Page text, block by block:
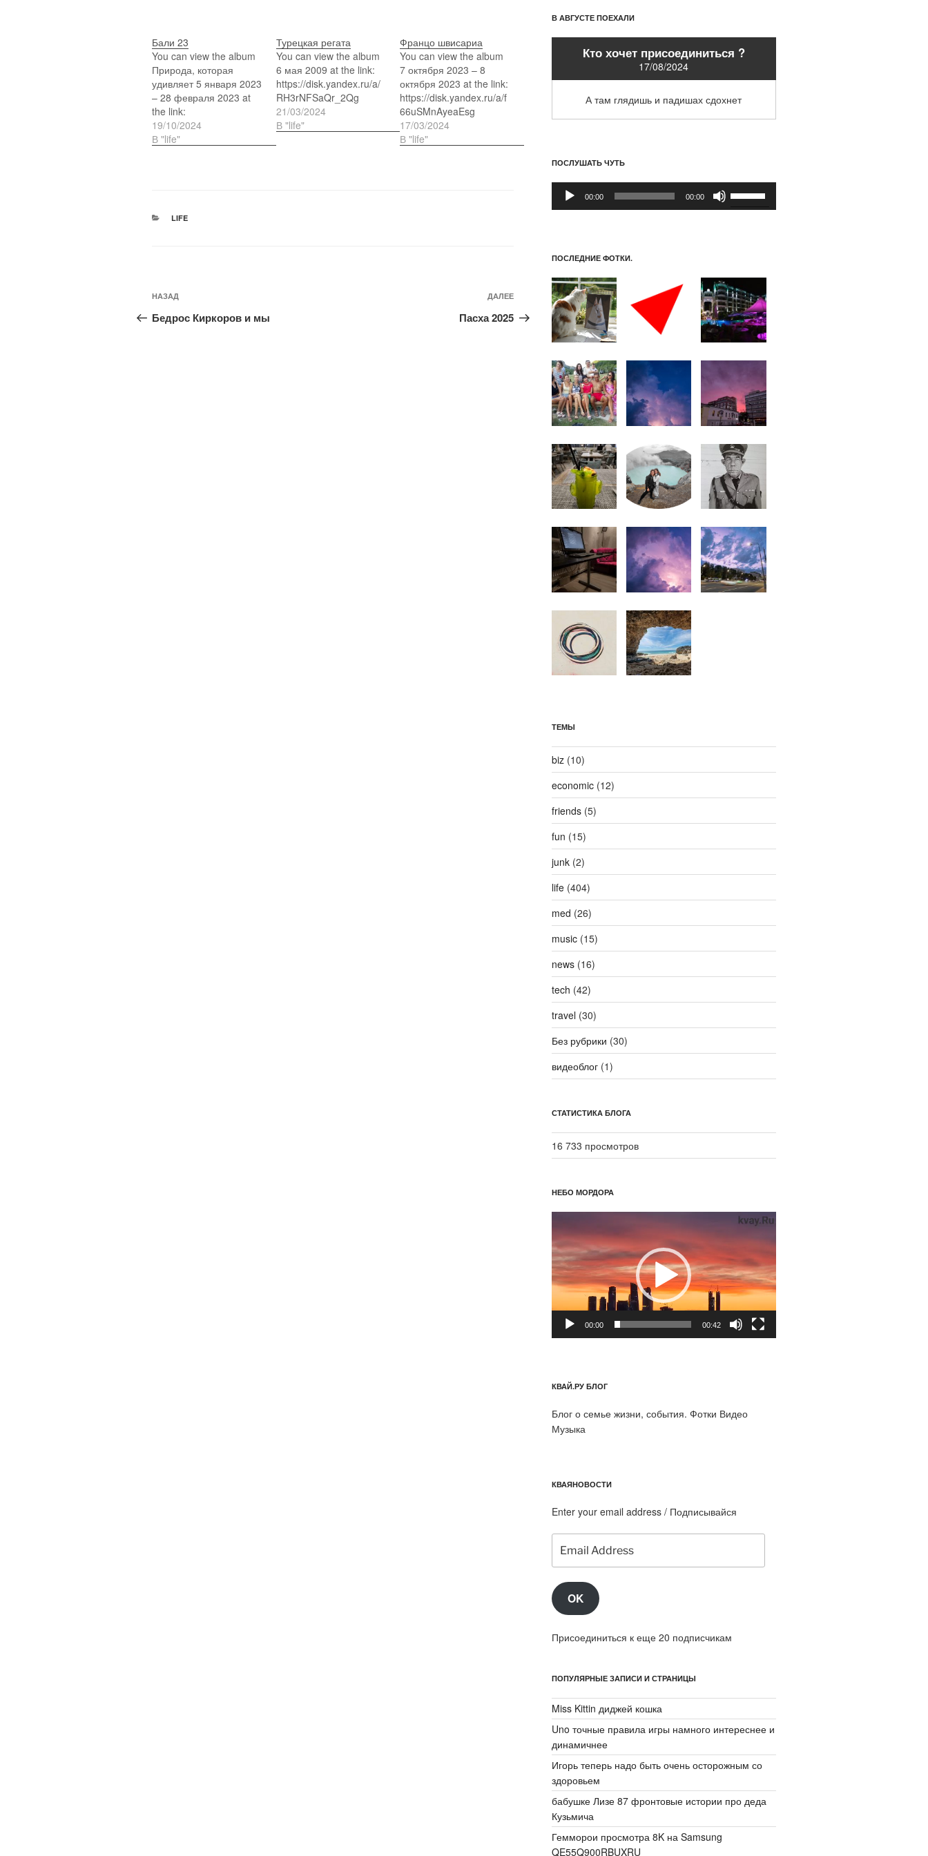
Бали 23
You can view the album
Природа, которая
удивляет 5 января 2023
– 28 февраля 2023 at
the link:
https://disk.yandex.ru/a/b
Ww3bM15RMF6lA
19/10/2024
В "life"
Турецкая регата
You can view the album
6 мая 2009 at the link:
https://disk.yandex.ru/a/
RH3rNFSaQr_2Qg
21/03/2024
В "life"
Францо швисариа
You can view the album
7 октября 2023 – 8
октября 2023 at the link:
https://disk.yandex.ru/a/f
66uSMnAyeaEsg
17/03/2024
В "life"
РУБРИКИ
LIFE
Навигация
по
записям
Предыдущая
запись:
НАЗАД
Бедрос Киркоров и мы
Следующая
запись
ДАЛЕЕ
Пасха 2025
В АВГУСТЕ ПОЕХАЛИ
Кто хочет присоединиться ?
17/08/2024
А там глядишь и падишах сдохнет
ПОСЛУШАТЬ ЧУТЬ
Аудиоплеер
00:00 00:00
или
уменьшить
громкость.
ПОСЛЕДНИЕ ФОТКИ.
ТЕМЫ
biz(10)
economic(12)
friends(5)
fun (15)
junk(2)
life(404)
med (26)
music(15)
news(16)
tech (42)
travel(30)
Без рубрики (30)
видеоблог(1)
СТАТИСТИКА БЛОГА
16 733 просмотров
НЕБО МОРДОРА
00:00 00:42
КВАЙ.РУ БЛОГ
Блог о семье жизни, события. Фотки Видео
Музыка
КВАЯНОВОСТИ
Enter your email address / Подписывайся
Address
OK
Присоединиться к еще 20 подписчикам
ПОПУЛЯРНЫЕ ЗАПИСИ И СТРАНИЦЫ
Miss Kittin диджей кошка
Uno точные правила игры намного интереснее и
динамичнее
Игорь теперь надо быть очень осторожным со
здоровьем
бабушке Лизе 87 фронтовые истории про деда
Кузьмича
Гемморои просмотра 8K на Samsung
QE55Q900RBUXRU